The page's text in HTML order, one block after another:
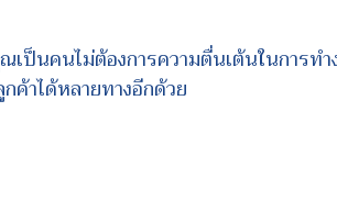
ป็นคนไม่ต้องการความตื่นเต้นในการท
ค้าได้หลายทางอีกด้วย